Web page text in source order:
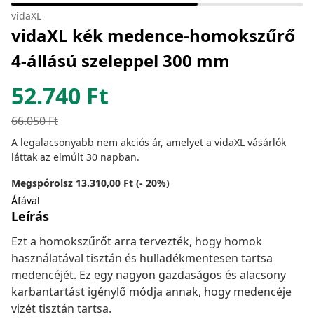
vidaXL
vidaXL kék medence-homokszűrő
4-állású szeleppel 300 mm
52.740 Ft
66.050Ft
A legalacsonyabb nem akciós ár, amelyet a vidaXL vásárlók
láttak az elmúlt 30 napban.
Megspórolsz 13.310,00 Ft (- 20%)
Áfával
Leírás
Ezt a homokszűrőt arra tervezték, hogy homok
használatával tisztán és hulladékmentesen tartsa
medencéjét. Ez egy nagyon gazdaságos és alacsony
karbantartást igénylő módja annak, hogy medencéje
vizét tisztán tartsa.